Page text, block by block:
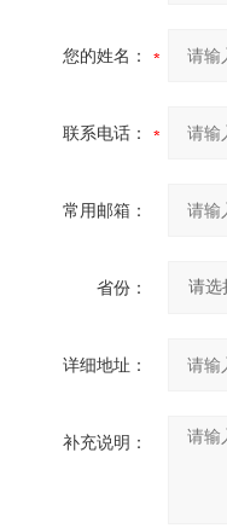
您的姓名：
联系电话：
常用邮箱：
省份：
详细地址：
补充说明：